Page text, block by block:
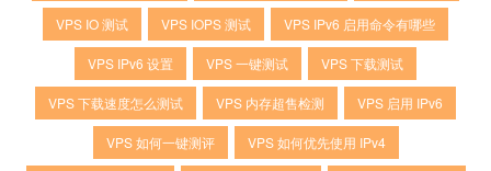
VPS IO 测试 VPS IOPS 测试 VPS IPv6 启用命令有哪些
VPS IPv6 设置 VPS 一键测试 VPS 下载测试
VPS 下载速度怎么测试 VPS 内存超售检测 VPS 启用 IPv6
VPS 如何一键测评 VPS 如何优先使用 IPv4